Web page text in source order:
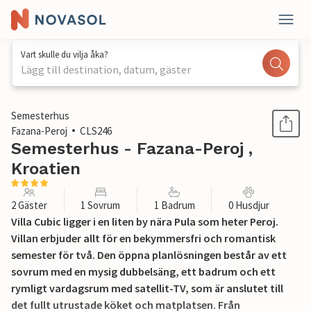
Vart skulle du vilja åka?
Lägg till destination, datum, gäster
1 / 45
Semesterhus
Fazana-Peroj
CLS246
Semesterhus - Fazana-Peroj ,
Kroatien
2 Gäster 1 Sovrum 1 Badrum 0 Husdjur
Villa Cubic ligger i en liten by nära Pula som heter Peroj.
Villan erbjuder allt för en bekymmersfri och romantisk
semester för två. Den öppna planlösningen består av ett
sovrum med en mysig dubbelsäng, ett badrum och ett
rymligt vardagsrum med satellit-TV, som är anslutet till
det fullt utrustade köket och matplatsen. Från